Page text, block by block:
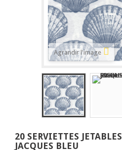
Agrandir l'image
20 SERVIETTES
JACQUES BLEU